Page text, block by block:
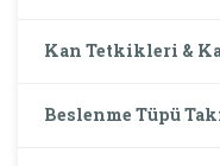
Kan Tetkikleri &
Beslenme Tüpü